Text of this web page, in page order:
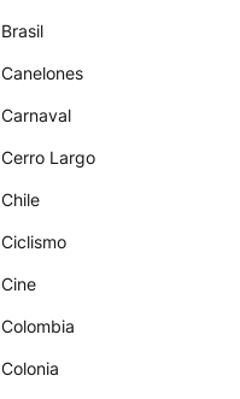
Brasil
Canelones
Carnaval
Cerro Largo
Chile
Ciclismo
Cine
Colombia
Colonia